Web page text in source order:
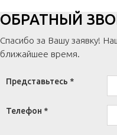
ОБРАТНЫЙ
Спасибо за Вашу заявку!
ближайшее время.
Представьтесь *
Телефон *